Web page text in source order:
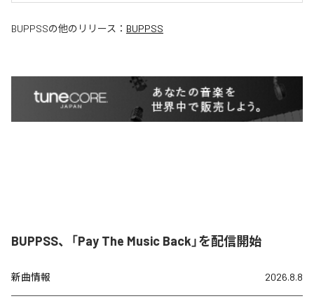
BUPPSSの他のリリース： BUPPSS
BUPPSS、「Pay The Music Back」を配信開始
新曲情報 2026.8.8